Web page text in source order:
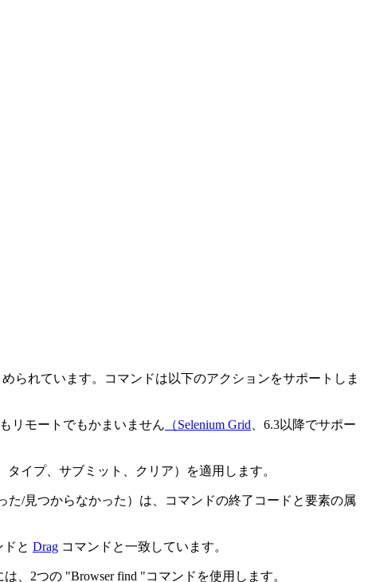
られています。コマンドは以下のアクションをサポートしま
リモートでもかまいません （Selenium Grid 、6.3以降でサポー
イプ、サブミット、クリア）を適用します。
た/見つからなかった）は、コマンドの終了コードと要素の属
ドと Drag コマンドと一致しています。
、2つの "Browser find "コマンドを使用します。